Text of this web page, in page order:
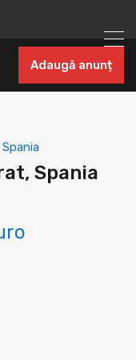
Adaugă anunț
Spania